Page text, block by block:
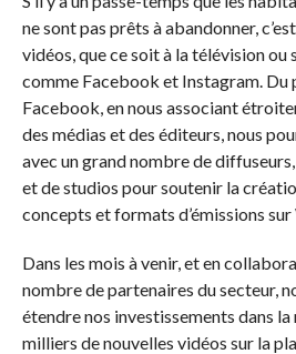
ne sont pas prêts à abandonner,
vidéos, que ce soit à la télévision ou
comme Facebook et Instagram. Du
Facebook, en nous associant
des médias et des éditeurs, nous
avec un grand nombre de
et de studios pour soutenir la
concepts et formats d’émissions sur
Dans les mois à venir, et en
nombre de partenaires du secteur,
étendre nos investissements dans
milliers de nouvelles vidéos sur la